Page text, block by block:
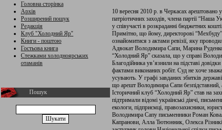
Головна сторінка
Архів
Розширений пошук
Редакція
Клуб "Холодний Яр"
Книги - поштою
Гостьова книга
Стежками холодноярських
отаманів
Пошук
10 вересня 2010 р. в Черкасах арештовано
патріотичних заходів, члена партії
у співучасті в розкраданні бюджетних
Примітно, що йому, директорові “Мехбуду”,
ознайомитися з актами ревізії, яку
Адвокат Володимира Сапи, Марина
“Холодний Яр” сказала, що у справі
Благодійника ув’язнили на підставі
фактами виконаних робіт. Суд не хоче
усувають. У графі завданих збитків
що арешт Володимира Сапи безпідставний,
Історичний клуб “Холодний Яр” став на
підтримали відомі українські діячі,
екологи, підприємці, правозахисники,
Володимира Сапу письменники Роман
Капранови, Алла Тютюнник, Олекса